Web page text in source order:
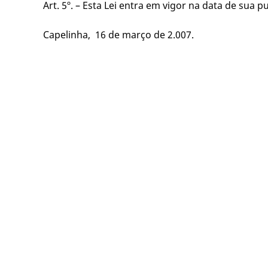
Art. 5º. – Esta Lei entra em vigor na data de sua
Capelinha, 16 de março de 2.007.